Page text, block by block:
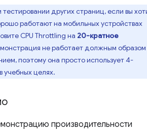
тестировании других страниц, если вы
работают на мобильных устройствах
CPU Throttling на 20-кратное
не работает должным образом
поэтому она просто использует 4-
учебных целях.
производительности